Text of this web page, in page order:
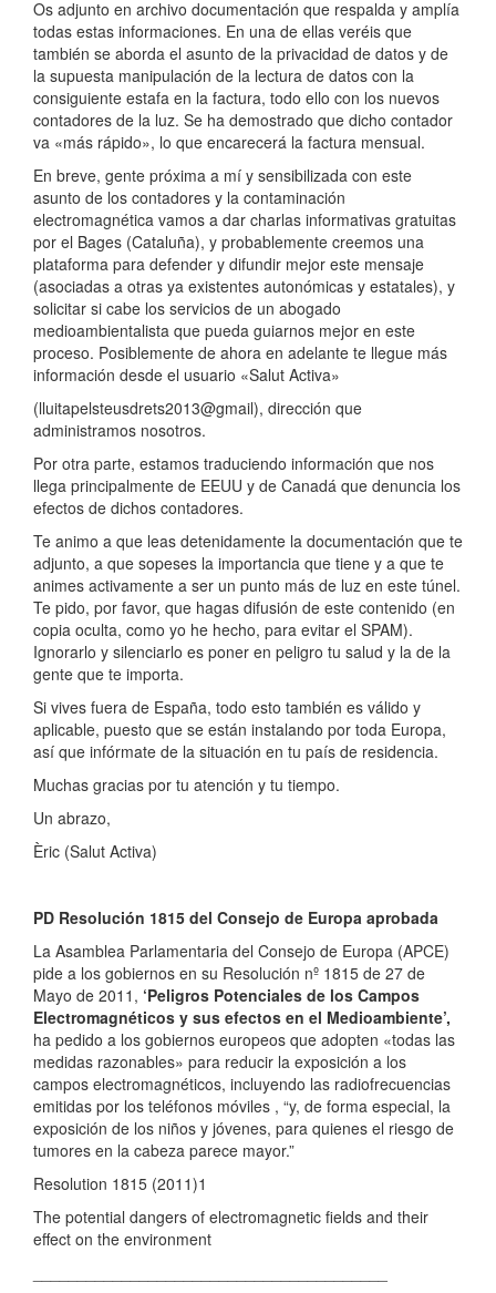
Os adjunto en archivo documentación que respalda y amplía
todas estas informaciones. En una de ellas veréis que
también se aborda el asunto de la privacidad de datos y de
la supuesta manipulación de la lectura de datos con la
consiguiente estafa en la factura, todo ello con los nuevos
contadores de la luz. Se ha demostrado que dicho contador
va «más rápido», lo que encarecerá la factura mensual.
En breve, gente próxima a mí y sensibilizada con este
asunto de los contadores y la contaminación
electromagnética vamos a dar charlas informativas gratuitas
por el Bages (Cataluña), y probablemente creemos una
plataforma para defender y difundir mejor este mensaje
(asociadas a otras ya existentes autonómicas y estatales), y
solicitar si cabe los servicios de un abogado
medioambientalista que pueda guiarnos mejor en este
proceso. Posiblemente de ahora en adelante te llegue más
información desde el usuario «Salut Activa»
(lluitapelsteusdrets2013@gmail), dirección que
administramos nosotros.
Por otra parte, estamos traduciendo información que nos
llega principalmente de EEUU y de Canadá que denuncia los
efectos de dichos contadores.
Te animo a que leas detenidamente la documentación que te
adjunto, a que sopeses la importancia que tiene y a que te
animes activamente a ser un punto más de luz en este túnel.
Te pido, por favor, que hagas difusión de este contenido (en
copia oculta, como yo he hecho, para evitar el SPAM).
Ignorarlo y silenciarlo es poner en peligro tu salud y la de la
gente que te importa.
Si vives fuera de España, todo esto también es válido y
aplicable, puesto que se están instalando por toda Europa,
así que infórmate de la situación en tu país de residencia.
Muchas gracias por tu atención y tu tiempo.
Un abrazo,
Èric (Salut Activa)
PD Resolución 1815 del Consejo de Europa aprobada
La Asamblea Parlamentaria del Consejo de Europa (APCE)
pide a los gobiernos en su Resolución nº 1815 de 27 de
Mayo de 2011, ‘Peligros Potenciales de los Campos
Electromagnéticos y sus efectos en el Medioambiente’,
ha pedido a los gobiernos europeos que adopten «todas las
medidas razonables» para reducir la exposición a los
campos electromagnéticos, incluyendo las radiofrecuencias
emitidas por los teléfonos móviles , “y, de forma especial, la
exposición de los niños y jóvenes, para quienes el riesgo de
tumores en la cabeza parece mayor.”
Resolution 1815 (2011)1
The potential dangers of electromagnetic fields and their
effect on the environment